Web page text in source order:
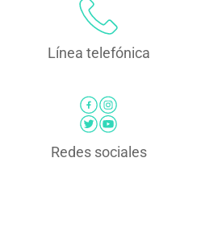
Línea telefónica
Redes sociales